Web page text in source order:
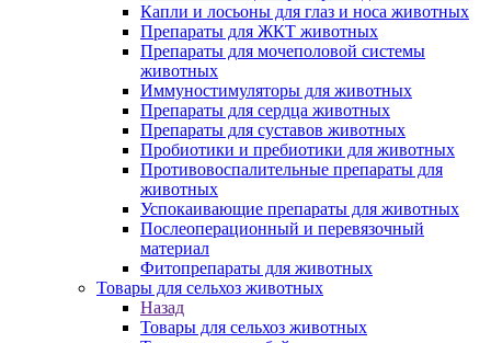
Капли и лосьоны для глаз и носа животных
Препараты для ЖКТ животных
Препараты для мочеполовой системы
животных
Иммуностимуляторы для животных
Препараты для сердца животных
Препараты для суставов животных
Пробиотики и пребиотики для животных
Противовоспалительные препараты для
животных
Успокаивающие препараты для животных
Послеоперационный и перевязочный
материал
Фитопрепараты для животных
Товары для сельхоз животных
Назад
Товары для сельхоз животных